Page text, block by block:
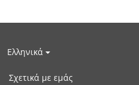
Ελληνικά
Σχετικά με εμάς